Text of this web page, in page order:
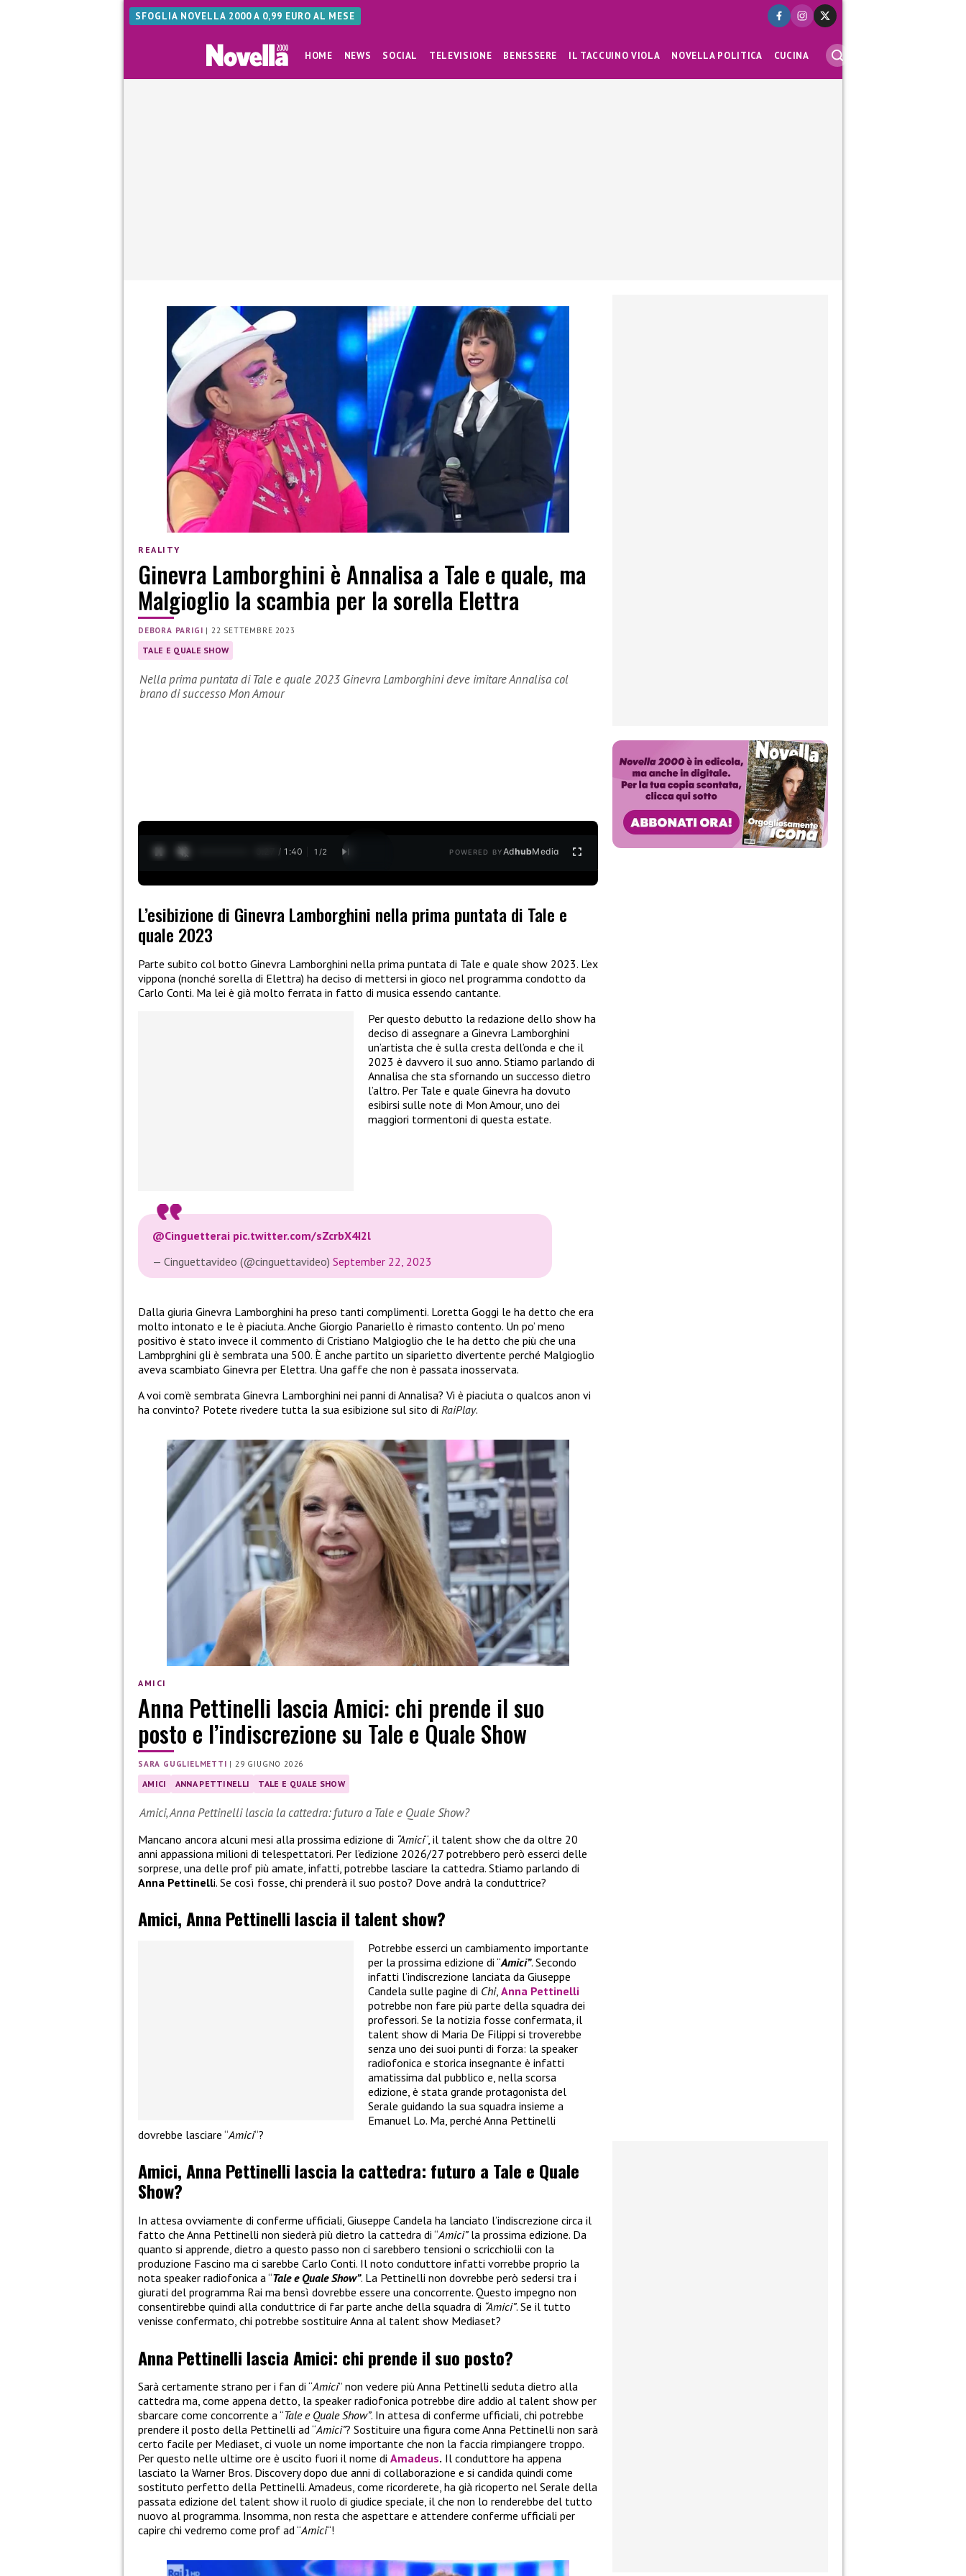
SFOGLIA NOVELLA 2000 A 0,99 EURO AL MESE
HOME NEWS SOCIAL TELEVISIONE BENESSERE IL TACCUINO VIOLA NOVELLA POLITICA CUCINA
REALITY
Ginevra Lamborghini è Annalisa a Tale e quale, ma
Malgioglio la scambia per la sorella Elettra
DEBORA PARIGI | 22 SETTEMBRE 2023
TALE E QUALE SHOW
Nella prima puntata di Tale e quale 2023 Ginevra Lamborghini deve imitare Annalisa col
brano di successo Mon Amour
0:28 / 1:40 1 /2 POWERED BYAdhubMedia
L’esibizione di Ginevra Lamborghini nella prima puntata di Tale e
quale 2023
Parte subito col botto Ginevra Lamborghini nella prima puntata di Tale e quale show 2023. L’ex
vippona (nonché sorella di Elettra) ha deciso di mettersi in gioco nel programma condotto da
Carlo Conti. Ma lei è già molto ferrata in fatto di musica essendo cantante.
Per questo debutto la redazione dello show ha
deciso di assegnare a Ginevra Lamborghini
un’artista che è sulla cresta dell’onda e che il
2023 è davvero il suo anno. Stiamo parlando di
Annalisa che sta sfornando un successo dietro
l’altro. Per Tale e quale Ginevra ha dovuto
esibirsi sulle note di Mon Amour, uno dei
maggiori tormentoni di questa estate.
@Cinguetterai pic.twitter.com/sZcrbX4I2l
— Cinguettavideo (@cinguettavideo) September 22, 2023
Dalla giuria Ginevra Lamborghini ha preso tanti complimenti. Loretta Goggi le ha detto che era
molto intonato e le è piaciuta. Anche Giorgio Panariello è rimasto contento. Un po’ meno
positivo è stato invece il commento di Cristiano Malgioglio che le ha detto che più che una
Lambprghini gli è sembrata una 500. È anche partito un siparietto divertente perché Malgioglio
aveva scambiato Ginevra per Elettra. Una gaffe che non è passata inosservata.
A voi com’è sembrata Ginevra Lamborghini nei panni di Annalisa? Vi è piaciuta o qualcos anon vi
ha convinto? Potete rivedere tutta la sua esibizione sul sito di RaiPlay.
AMICI
Anna Pettinelli lascia Amici: chi prende il suo
posto e l’indiscrezione su Tale e Quale Show
SARA GUGLIELMETTI |29 GIUGNO 2026
AMICI ANNA PETTINELLI TALE E QUALE SHOW
Amici, Anna Pettinelli lascia la cattedra: futuro a Tale e Quale Show?
Mancano ancora alcuni mesi alla prossima edizione di “Amici“, il talent show che da oltre 20
anni appassiona milioni di telespettatori. Per l’edizione 2026/27 potrebbero però esserci delle
sorprese, una delle prof più amate, infatti, potrebbe lasciare la cattedra. Stiamo parlando di
Anna Pettinelli. Se così fosse, chi prenderà il suo posto? Dove andrà la conduttrice?
Amici, Anna Pettinelli lascia il talent show?
Potrebbe esserci un cambiamento importante
per la prossima edizione di “Amici”. Secondo
infatti l’indiscrezione lanciata da Giuseppe
Candela sulle pagine di Chi, Anna Pettinelli
potrebbe non fare più parte della squadra dei
professori. Se la notizia fosse confermata, il
talent show di Maria De Filippi si troverebbe
senza uno dei suoi punti di forza: la speaker
radiofonica e storica insegnante è infatti
amatissima dal pubblico e, nella scorsa
edizione, è stata grande protagonista del
Serale guidando la sua squadra insieme a
Emanuel Lo. Ma, perché Anna Pettinelli
dovrebbe lasciare “Amici“?
Amici, Anna Pettinelli lascia la cattedra: futuro a Tale e Quale
Show?
In attesa ovviamente di conferme ufficiali, Giuseppe Candela ha lanciato l’indiscrezione circa il
fatto che Anna Pettinelli non siederà più dietro la cattedra di “Amici”la prossima edizione. Da
quanto si apprende, dietro a questo passo non ci sarebbero tensioni o scricchiolii con la
produzione Fascino ma ci sarebbe Carlo Conti. Il noto conduttore infatti vorrebbe proprio la
nota speaker radiofonica a “Tale e Quale Show”. La Pettinelli non dovrebbe però sedersi tra i
giurati del programma Rai ma bensì dovrebbe essere una concorrente. Questo impegno non
consentirebbe quindi alla conduttrice di far parte anche della squadra di “Amici”. Se il tutto
venisse confermato, chi potrebbe sostituire Anna al talent show Mediaset?
Anna Pettinelli lascia Amici: chi prende il suo posto?
Sarà certamente strano per i fan di “Amici” non vedere più Anna Pettinelli seduta dietro alla
cattedra ma, come appena detto, la speaker radiofonica potrebbe dire addio al talent show per
sbarcare come concorrente a “Tale e Quale Show”. In attesa di conferme ufficiali, chi potrebbe
prendere il posto della Pettinelli ad “Amici”? Sostituire una figura come Anna Pettinelli non sarà
certo facile per Mediaset, ci vuole un nome importante che non la faccia rimpiangere troppo.
Per questo nelle ultime ore è uscito fuori il nome di Amadeus. Il conduttore ha appena
lasciato la Warner Bros. Discovery dopo due anni di collaborazione e si candida quindi come
sostituto perfetto della Pettinelli. Amadeus, come ricorderete, ha già ricoperto nel Serale della
passata edizione del talent show il ruolo di giudice speciale, il che non lo renderebbe del tutto
nuovo al programma. Insomma, non resta che aspettare e attendere conferme ufficiali per
capire chi vedremo come prof ad “Amici“!